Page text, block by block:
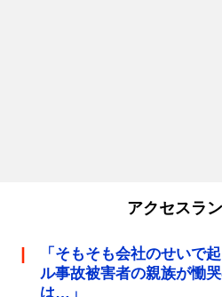
アクセスラ
「そもそも会社のせい
ル事故被害者の親族が慟
は…」